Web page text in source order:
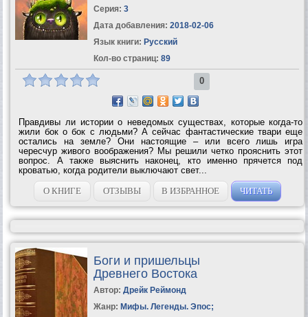
Серия: 3
Дата добавления: 2018-02-06
Язык книги: Русский
Кол-во страниц: 89
0
Правдивы ли истории о неведомых существах, которые когда-то
жили бок о бок с людьми? А сейчас фантастические твари еще
остались на земле? Они настоящие – или всего лишь игра
чересчур живого воображения? Мы решили четко прояснить этот
вопрос. А также выяснить наконец, кто именно прячется под
кроватью, когда родители выключают свет...
О КНИГЕ
ОТЗЫВЫ В ИЗБРАННОЕ ЧИТАТЬ
Боги и пришельцы
Древнего Востока
Автор: Дрейк Реймонд
Жанр: Мифы. Легенды. Эпос;